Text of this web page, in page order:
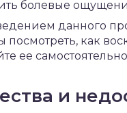
болевые
данного
посмотреть, как
ее
и